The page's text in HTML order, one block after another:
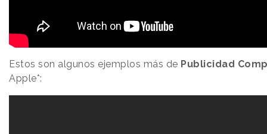
Estos son algunos ejemplos más de Publicidad
Apple*: